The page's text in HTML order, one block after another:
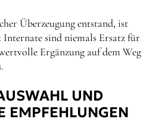
Überzeugung entstand, ist
sind niemals Ersatz für
Ergänzung auf dem Weg
UND
EMPFEHLUNGEN